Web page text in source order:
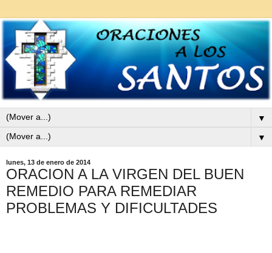
▼
▼
lunes, 13 de enero de 2014
ORACION A LA VIRGEN DEL BUEN
REMEDIO PARA REMEDIAR
PROBLEMAS Y DIFICULTADES